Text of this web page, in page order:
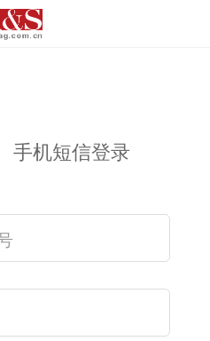
手机短信登录